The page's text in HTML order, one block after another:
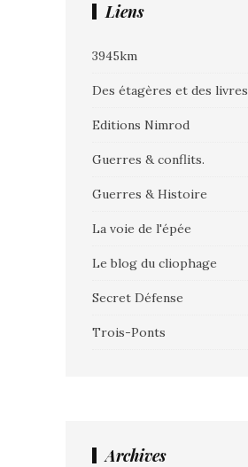
Liens
3945km
Des étagères et des livres
Editions Nimrod
Guerres & conflits.
Guerres & Histoire
La voie de l'épée
Le blog du cliophage
Secret Défense
Trois-Ponts
Archives